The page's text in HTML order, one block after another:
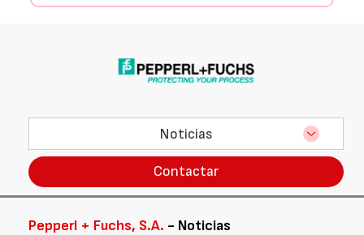
Noticias
Contactar
Pepperl + Fuchs, S.A. - Noticias